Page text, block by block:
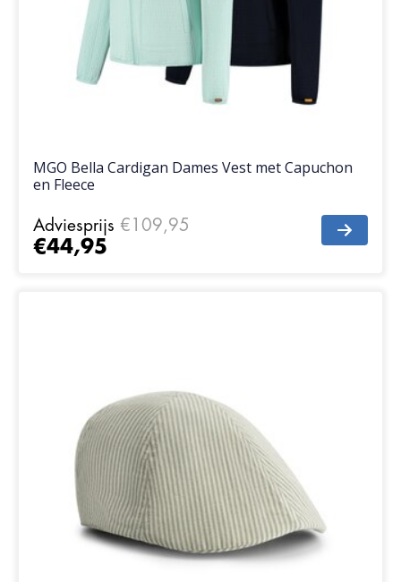
MGO Bella Cardigan Dames Vest met Capuchon
en Fleece
Adviesprijs €109,95
€44,95